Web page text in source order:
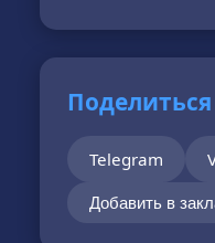
Поделиться
Telegram
Добавить в